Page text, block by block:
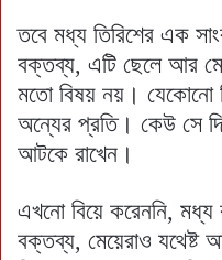
তবে মধ্য তিরিশের এক
বক্তব্য, এটি ছেলে আর
মতো বিষয় নয়। যেকোনো
অন্যের প্রতি। কেউ সে
আটকে রাখেন।
এখনো বিয়ে করেননি,
বক্তব্য, মেয়েরাও যথেষ্ট